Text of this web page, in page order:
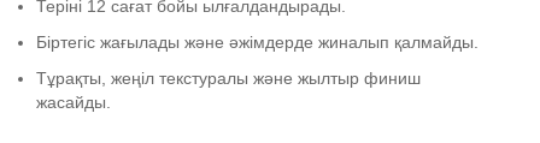
Теріні 12 сағат бойы ылғалдандырады.
Біртегіс жағылады және әжімдерде жиналып қалмайды.
Тұрақты, жеңіл текстуралы және жылтыр финиш
жасайды.